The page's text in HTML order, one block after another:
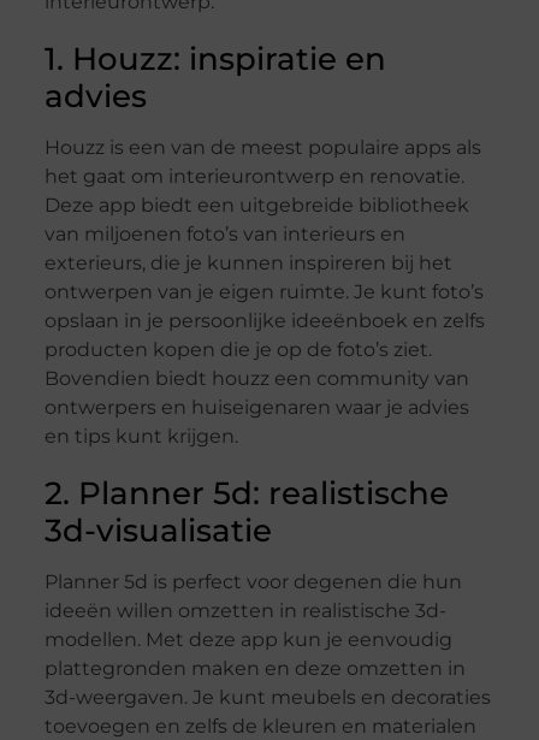
1. Houzz: inspiratie en
advies
Houzz is een van de meest populaire apps als
het gaat om interieurontwerp en renovatie.
Deze app biedt een uitgebreide bibliotheek
van miljoenen foto’s van interieurs en
exterieurs, die je kunnen inspireren bij het
ontwerpen van je eigen ruimte. Je kunt foto’s
opslaan in je persoonlijke ideeënboek en zelfs
producten kopen die je op de foto’s ziet.
Bovendien biedt houzz een community van
ontwerpers en huiseigenaren waar je advies
en tips kunt krijgen.
2. Planner 5d: realistische
3d-visualisatie
Planner 5d is perfect voor degenen die hun
ideeën willen omzetten in realistische 3d-
modellen. Met deze app kun je eenvoudig
plattegronden maken en deze omzetten in
3d-weergaven. Je kunt meubels en decoraties
toevoegen en zelfs de kleuren en materialen